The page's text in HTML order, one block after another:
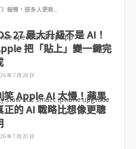
報導，很多人更新...
27 最大升級不是 AI！
把「貼上」變一鍵完
年 7 月 28 日
笑 Apple AI 太慢！蘋果
正的 AI 戰略比想像更聰
年 7 月 20 日